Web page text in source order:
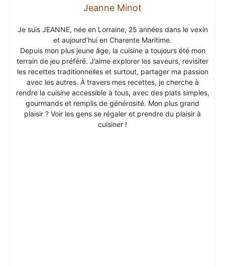
Jeanne Minot
Je suis JEANNE, née en Lorraine, 25 années dans le vexin
et aujourd’hui en Charente Maritime.
Depuis mon plus jeune âge, la cuisine a toujours été mon
terrain de jeu préféré. J’aime explorer les saveurs, revisiter
les recettes traditionnelles et surtout, partager ma passion
avec les autres. À travers mes recettes, je cherche à
rendre la cuisine accessible à tous, avec des plats simples,
gourmands et remplis de générosité. Mon plus grand
plaisir ? Voir les gens se régaler et prendre du plaisir à
cuisiner !